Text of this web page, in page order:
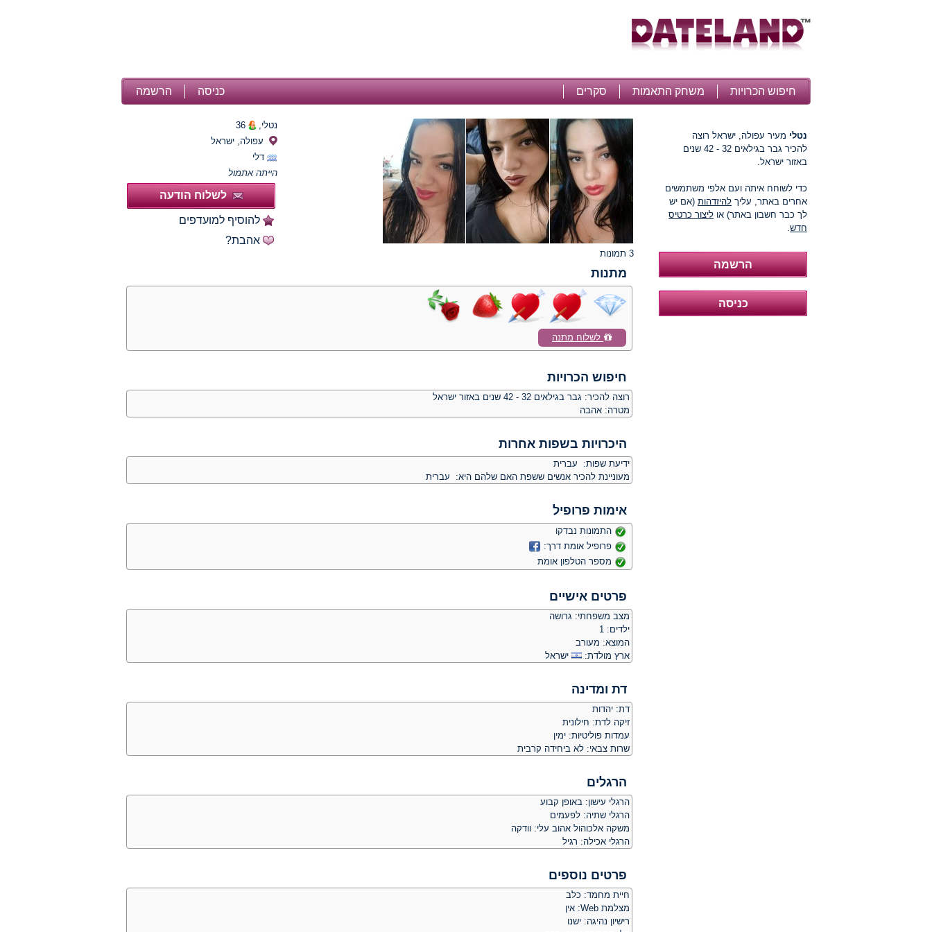
חיפוש הכרויות משחק התאמות סקרים הרשמה כניסה
נטלי מעיר עפולה, ישראל רוצה
להכיר גבר בגילאים 32 - 42 שנים
באזור ישראל.
כדי לשוחח איתה ועם אלפי משתמשים
אחרים באתר, עליך להיזדהות (אם יש
לך כבר חשבון באתר) או ליצור כרטיס
חדש.
3 תמונות
נטלי,
36
עפולה, ישראל
דלי
הייתה אתמול
לשלוח הודעה
להוסיף למועדפים
אהבת?
מתנות
לשלוח מתנה
חיפוש הכרויות
רוצה להכיר: גבר בגילאים 32 - 42 שנים באזור ישראל
מטרה: אהבה
היכרויות בשפות אחרות
ידיעת שפות: עברית
מעוניינת להכיר אנשים ששפת האם שלהם היא: עברית
אימות פרופיל
התמונות נבדקו
פרופיל אומת דרך:
מספר הטלפון אומת
פרטים אישיים
מצב משפחתי: גרושה
ילדים: 1
המוצא: מעורב
ארץ מולדת:
ישראל
דת ומדינה
דת: יהדות
זיקה לדת: חילונית
עמדות פוליטיות: ימין
שרות צבאי: לא ביחידה קרבית
הרגלים
הרגלי עישון: באופן קבוע
הרגלי שתיה: לפעמים
משקה אלכוהול אהוב עלי: וודקה
הרגלי אכילה: רגיל
פרטים נוספים
חיית מחמד: כלב
מצלמת Web: אין
רישיון נהיגה: ישנו